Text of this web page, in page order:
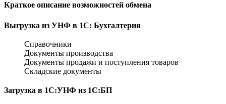
Краткое описание возможностей обмена
Выгрузка из УНФ в 1С: Бухгалтерия
Справочники
Документы производства
Документы продажи и поступления товаров
Складские документы
Загрузка в 1С:УНФ из 1С:БП